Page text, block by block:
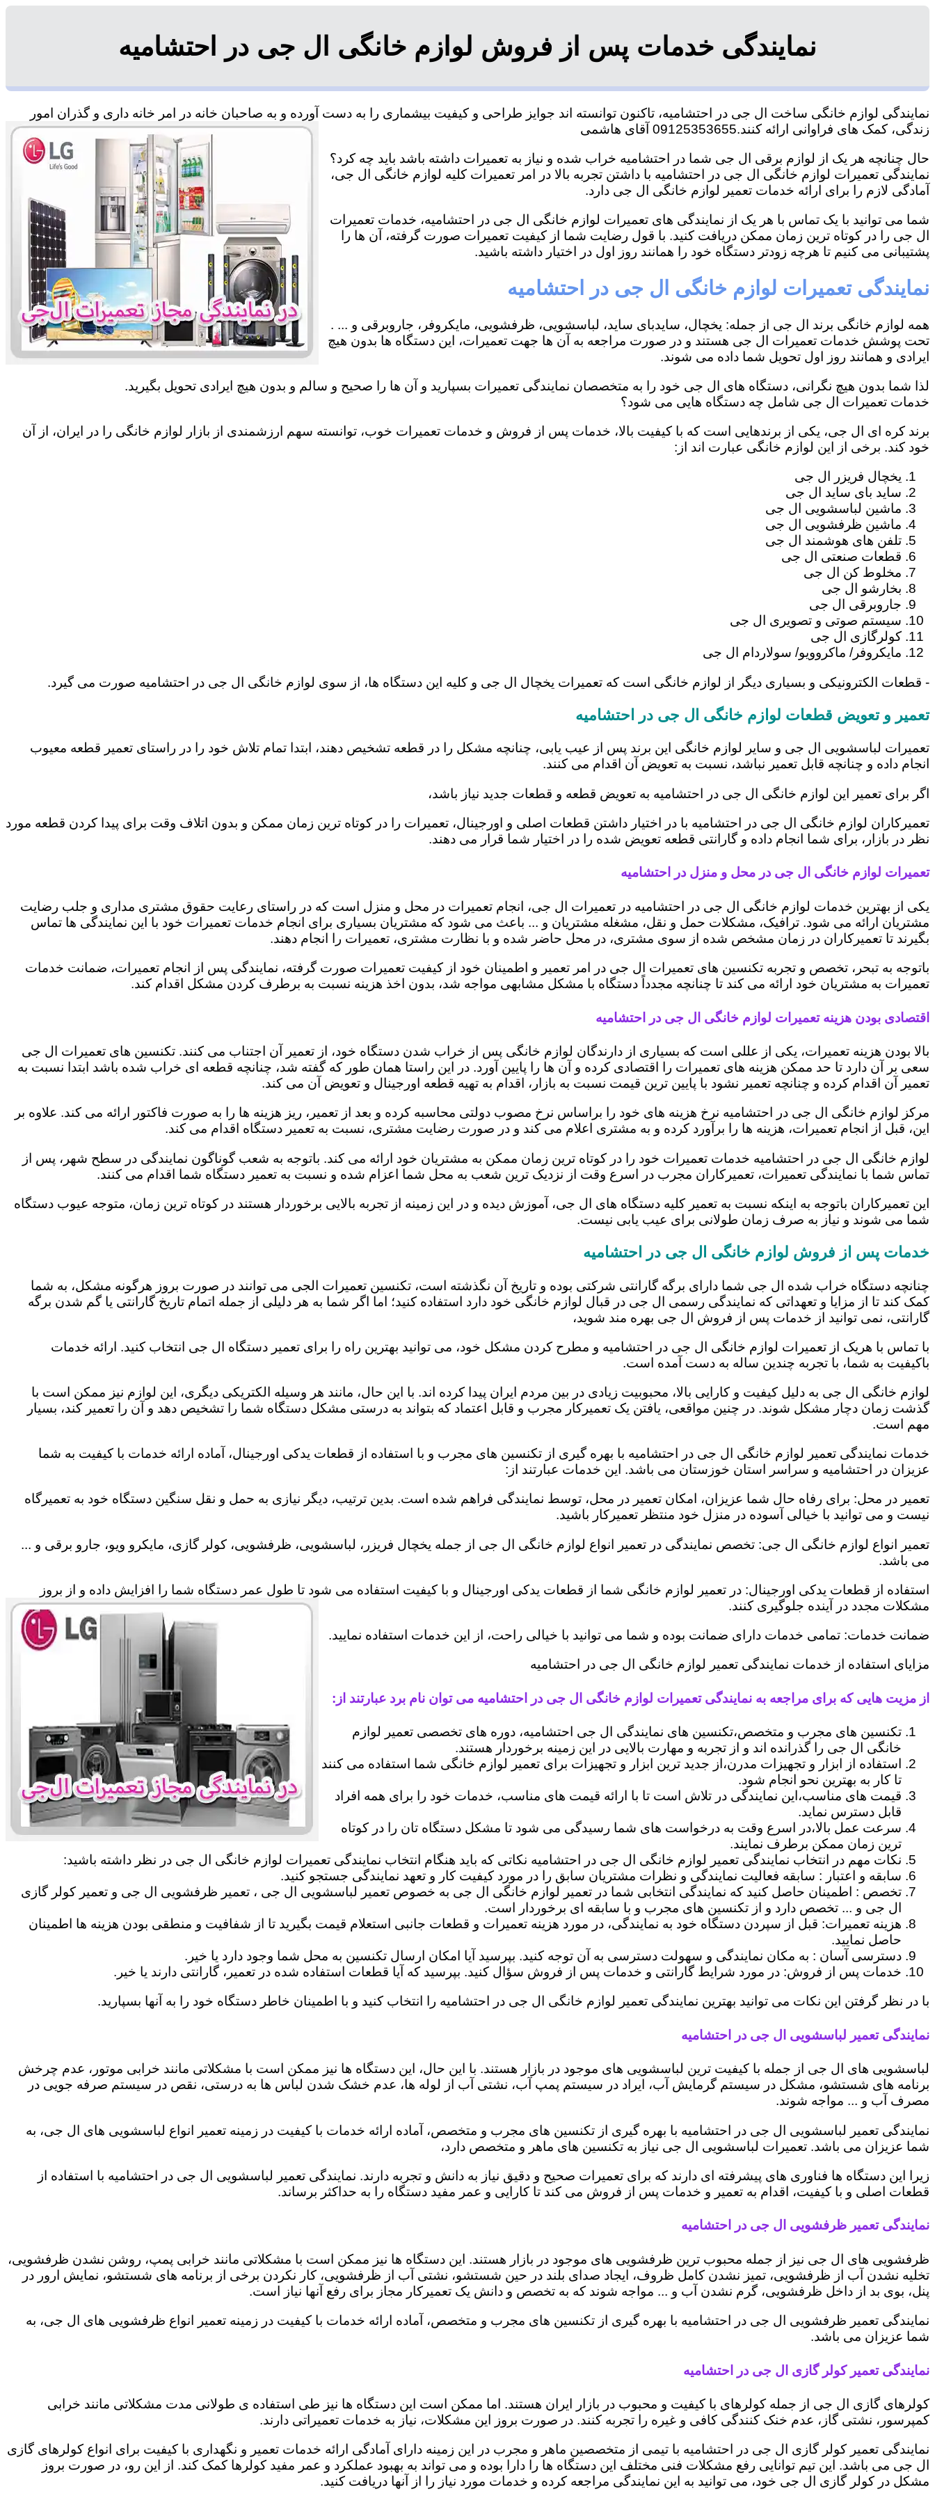
نمایندگی خدمات پس از فروش لوازم خانگی ال جی در احتشامیه
نمایندگی لوازم خانگی ساخت ال جی در احتشامیه، تاکنون توانسته اند جوایز طراحی و کیفیت بیشماری را به دست آورده و به صاحبان خانه در امر خانه داری و گذران امور
زندگی، کمک های فراوانی ارائه کنند.09125353655 آقای هاشمی
حال چنانچه هر یک از لوازم برقی ال جی شما در احتشامیه خراب شده و نیاز به تعمیرات داشته باشد باید چه کرد؟
نمایندگی تعمیرات لوازم خانگی ال جی در احتشامیه با داشتن تجربه بالا در امر تعمیرات کلیه لوازم خانگی ال جی،
آمادگی لازم را برای ارائه خدمات تعمیر لوازم خانگی ال جی دارد.
شما می توانید با یک تماس با هر یک از نمایندگی های تعمیرات لوازم خانگی ال جی در احتشامیه، خدمات تعمیرات
ال جی را در کوتاه ترین زمان ممکن دریافت کنید. با قول رضایت شما از کیفیت تعمیرات صورت گرفته، آن ها را
پشتیبانی می کنیم تا هرچه زودتر دستگاه خود را همانند روز اول در اختیار داشته باشید.
نمایندگی تعمیرات لوازم خانگی ال جی در احتشامیه
همه لوازم خانگی برند ال جی از جمله: یخچال، سایدبای ساید، لباسشویی، ظرفشویی، مایکروفر، جاروبرقی و ... .
تحت پوشش خدمات تعمیرات ال جی هستند و در صورت مراجعه به آن ها جهت تعمیرات، این دستگاه ها بدون هیچ
ایرادی و همانند روز اول تحویل شما داده می شوند.
لذا شما بدون هیچ نگرانی، دستگاه های ال جی خود را به متخصصان نمایندگی تعمیرات بسپارید و آن ها را صحیح و سالم و بدون هیچ ایرادی تحویل بگیرید.
خدمات تعمیرات ال جی شامل چه دستگاه هایی می شود؟
برند کره ای ال جی، یکی از برندهایی است که با کیفیت بالا، خدمات پس از فروش و خدمات تعمیرات خوب، توانسته سهم ارزشمندی از بازار لوازم خانگی را در ایران، از آن
خود کند. برخی از این لوازم خانگی عبارت اند از:
یخچال فریزر ال جی
ساید بای ساید ال جی
ماشین لباسشویی ال جی
ماشین ظرفشویی ال جی
تلفن های هوشمند ال جی
قطعات صنعتی ال جی
مخلوط کن ال جی
بخارشو ال جی
جاروبرقی ال جی
سیستم صوتی و تصویری ال جی
کولرگازی ال جی
مایکروفر/ ماکروویو/ سولاردام ال جی
- قطعات الکترونیکی و بسیاری دیگر از لوازم خانگی است که تعمیرات یخچال ال جی و کلیه این دستگاه ها، از سوی لوازم خانگی ال جی در احتشامیه صورت می گیرد.
تعمیر و تعویض قطعات لوازم خانگی ال جی در احتشامیه
تعمیرات لباسشویی ال جی و سایر لوازم خانگی این برند پس از عیب یابی، چنانچه مشکل را در قطعه تشخیص دهند، ابتدا تمام تلاش خود را در راستای تعمیر قطعه معیوب
انجام داده و چنانچه قابل تعمیر نباشد، نسبت به تعویض آن اقدام می کنند.
اگر برای تعمیر این لوازم خانگی ال جی در احتشامیه به تعویض قطعه و قطعات جدید نیاز باشد،
تعمیرکاران لوازم خانگی ال جی در احتشامیه با در اختیار داشتن قطعات اصلی و اورجینال، تعمیرات را در کوتاه ترین زمان ممکن و بدون اتلاف وقت برای پیدا کردن قطعه مورد
نظر در بازار، برای شما انجام داده و گارانتی قطعه تعویض شده را در اختیار شما قرار می دهند.
تعمیرات لوازم خانگی ال جی در محل و منزل در احتشامیه
یکی از بهترین خدمات لوازم خانگی ال جی در احتشامیه در تعمیرات ال جی، انجام تعمیرات در محل و منزل است که در راستای رعایت حقوق مشتری مداری و جلب رضایت
مشتریان ارائه می شود. ترافیک، مشکلات حمل و نقل، مشغله مشتریان و ... باعث می شود که مشتریان بسیاری برای انجام خدمات تعمیرات خود با این نمایندگی ها تماس
بگیرند تا تعمیرکاران در زمان مشخص شده از سوی مشتری، در محل حاضر شده و با نظارت مشتری، تعمیرات را انجام دهند.
باتوجه به تبحر، تخصص و تجربه تکنسین های تعمیرات ال جی در امر تعمیر و اطمینان خود از کیفیت تعمیرات صورت گرفته، نمایندگی پس از انجام تعمیرات، ضمانت خدمات
تعمیرات به مشتریان خود ارائه می کند تا چنانچه مجدداً دستگاه با مشکل مشابهی مواجه شد، بدون اخذ هزینه نسبت به برطرف کردن مشکل اقدام کند.
اقتصادی بودن هزینه تعمیرات لوازم خانگی ال جی در احتشامیه
بالا بودن هزینه تعمیرات، یکی از عللی است که بسیاری از دارندگان لوازم خانگی پس از خراب شدن دستگاه خود، از تعمیر آن اجتناب می کنند. تکنسین های تعمیرات ال جی
سعی بر آن دارد تا حد ممکن هزینه های تعمیرات را اقتصادی کرده و آن ها را پایین آورد. در این راستا همان طور که گفته شد، چنانچه قطعه ای خراب شده باشد ابتدا نسبت به
تعمیر آن اقدام کرده و چنانچه تعمیر نشود با پایین ترین قیمت نسبت به بازار، اقدام به تهیه قطعه اورجینال و تعویض آن می کند.
مرکز لوازم خانگی ال جی در احتشامیه نرخ هزینه های خود را براساس نرخ مصوب دولتی محاسبه کرده و بعد از تعمیر، ریز هزینه ها را به صورت فاکتور ارائه می کند. علاوه بر
این، قبل از انجام تعمیرات، هزینه ها را برآورد کرده و به مشتری اعلام می کند و در صورت رضایت مشتری، نسبت به تعمیر دستگاه اقدام می کند.
لوازم خانگی ال جی در احتشامیه خدمات تعمیرات خود را در کوتاه ترین زمان ممکن به مشتریان خود ارائه می کند. باتوجه به شعب گوناگون نمایندگی در سطح شهر، پس از
تماس شما با نمایندگی تعمیرات، تعمیرکاران مجرب در اسرع وقت از نزدیک ترین شعب به محل شما اعزام شده و نسبت به تعمیر دستگاه شما اقدام می کنند.
این تعمیرکاران باتوجه به اینکه نسبت به تعمیر کلیه دستگاه های ال جی، آموزش دیده و در این زمینه از تجربه بالایی برخوردار هستند در کوتاه ترین زمان، متوجه عیوب دستگاه
شما می شوند و نیاز به صرف زمان طولانی برای عیب یابی نیست.
خدمات پس از فروش لوازم خانگی ال جی در احتشامیه
چنانچه دستگاه خراب شده ال جی شما دارای برگه گارانتی شرکتی بوده و تاریخ آن نگذشته است، تکنسین تعمیرات الجی می توانند در صورت بروز هرگونه مشکل، به شما
کمک کند تا از مزایا و تعهداتی که نمایندگی رسمی ال جی در قبال لوازم خانگی خود دارد استفاده کنید؛ اما اگر شما به هر دلیلی از جمله اتمام تاریخ گارانتی یا گم شدن برگه
گارانتی، نمی توانید از خدمات پس از فروش ال جی بهره مند شوید،
با تماس با هریک از تعمیرات لوازم خانگی ال جی در احتشامیه و مطرح کردن مشکل خود، می توانید بهترین راه را برای تعمیر دستگاه ال جی انتخاب کنید. ارائه خدمات
باکیفیت به شما، با تجربه چندین ساله به دست آمده است.
لوازم خانگی ال جی به دلیل کیفیت و کارایی بالا، محبوبیت زیادی در بین مردم ایران پیدا کرده اند. با این حال، مانند هر وسیله الکتریکی دیگری، این لوازم نیز ممکن است با
گذشت زمان دچار مشکل شوند. در چنین مواقعی، یافتن یک تعمیرکار مجرب و قابل اعتماد که بتواند به درستی مشکل دستگاه شما را تشخیص دهد و آن را تعمیر کند، بسیار
مهم است.
خدمات نمایندگی تعمیر لوازم خانگی ال جی در احتشامیه با بهره گیری از تکنسین های مجرب و با استفاده از قطعات یدکی اورجینال، آماده ارائه خدمات با کیفیت به شما
عزیزان در احتشامیه و سراسر استان خوزستان می باشد. این خدمات عبارتند از:
تعمیر در محل: برای رفاه حال شما عزیزان، امکان تعمیر در محل، توسط نمایندگی فراهم شده است. بدین ترتیب، دیگر نیازی به حمل و نقل سنگین دستگاه خود به تعمیرگاه
نیست و می توانید با خیالی آسوده در منزل خود منتظر تعمیرکار باشید.
تعمیر انواع لوازم خانگی ال جی: تخصص نمایندگی در تعمیر انواع لوازم خانگی ال جی از جمله یخچال فریزر، لباسشویی، ظرفشویی، کولر گازی، مایکرو ویو، جارو برقی و ...
می باشد.
استفاده از قطعات یدکی اورجینال: در تعمیر لوازم خانگی شما از قطعات یدکی اورجینال و با کیفیت استفاده می شود تا طول عمر دستگاه شما را افزایش داده و از بروز
مشکلات مجدد در آینده جلوگیری کنند.
ضمانت خدمات: تمامی خدمات دارای ضمانت بوده و شما می توانید با خیالی راحت، از این خدمات استفاده نمایید.
مزایای استفاده از خدمات نمایندگی تعمیر لوازم خانگی ال جی در احتشامیه
از مزیت هایی که برای مراجعه به نمایندگی تعمیرات لوازم خانگی ال جی در احتشامیه می توان نام برد عبارتند از:
تکنسین های مجرب و متخصص،تکنسین های نمایندگی ال جی احتشامیه، دوره های تخصصی تعمیر لوازم
خانگی ال جی را گذرانده اند و از تجربه و مهارت بالایی در این زمینه برخوردار هستند.
استفاده از ابزار و تجهیزات مدرن،از جدید ترین ابزار و تجهیزات برای تعمیر لوازم خانگی شما استفاده می کنند
تا کار به بهترین نحو انجام شود.
قیمت های مناسب،این نمایندگی در تلاش است تا با ارائه قیمت های مناسب، خدمات خود را برای همه افراد
قابل دسترس نماید.
سرعت عمل بالا،در اسرع وقت به درخواست های شما رسیدگی می شود تا مشکل دستگاه تان را در کوتاه
ترین زمان ممکن برطرف نمایند.
نکات مهم در انتخاب نمایندگی تعمیر لوازم خانگی ال جی در احتشامیه نکاتی که باید هنگام انتخاب نمایندگی تعمیرات لوازم خانگی ال جی در نظر داشته باشید:
سابقه و اعتبار : سابقه فعالیت نمایندگی و نظرات مشتریان سابق را در مورد کیفیت کار و تعهد نمایندگی جستجو کنید.
تخصص : اطمینان حاصل کنید که نمایندگی انتخابی شما در تعمیر لوازم خانگی ال جی به خصوص تعمیر لباسشویی ال جی ، تعمیر ظرفشویی ال جی و تعمیر کولر گازی
ال جی و ... تخصص دارد و از تکنسین های مجرب و با سابقه ای برخوردار است.
هزینه تعمیرات: قبل از سپردن دستگاه خود به نمایندگی، در مورد هزینه تعمیرات و قطعات جانبی استعلام قیمت بگیرید تا از شفافیت و منطقی بودن هزینه ها اطمینان
حاصل نمایید.
دسترسی آسان : به مکان نمایندگی و سهولت دسترسی به آن توجه کنید. بپرسید آیا امکان ارسال تکنسین به محل شما وجود دارد یا خیر.
خدمات پس از فروش: در مورد شرایط گارانتی و خدمات پس از فروش سؤال کنید. بپرسید که آیا قطعات استفاده شده در تعمیر، گارانتی دارند یا خیر.
با در نظر گرفتن این نکات می توانید بهترین نمایندگی تعمیر لوازم خانگی ال جی در احتشامیه را انتخاب کنید و با اطمینان خاطر دستگاه خود را به آنها بسپارید.
نمایندگی تعمیر لباسشویی ال جی در احتشامیه
لباسشویی های ال جی از جمله با کیفیت ترین لباسشویی های موجود در بازار هستند. با این حال، این دستگاه ها نیز ممکن است با مشکلاتی مانند خرابی موتور، عدم چرخش
برنامه های شستشو، مشکل در سیستم گرمایش آب، ایراد در سیستم پمپ آب، نشتی آب از لوله ها، عدم خشک شدن لباس ها به درستی، نقص در سیستم صرفه جویی در
مصرف آب و ... مواجه شوند.
نمایندگی تعمیر لباسشویی ال جی در احتشامیه با بهره گیری از تکنسین های مجرب و متخصص، آماده ارائه خدمات با کیفیت در زمینه تعمیر انواع لباسشویی های ال جی، به
شما عزیزان می باشد. تعمیرات لباسشویی ال جی نیاز به تکنسین های ماهر و متخصص دارد،
زیرا این دستگاه ها فناوری های پیشرفته ای دارند که برای تعمیرات صحیح و دقیق نیاز به دانش و تجربه دارند. نمایندگی تعمیر لباسشویی ال جی در احتشامیه با استفاده از
قطعات اصلی و با کیفیت، اقدام به تعمیر و خدمات پس از فروش می کند تا کارایی و عمر مفید دستگاه را به حداکثر برساند.
نمایندگی تعمیر ظرفشویی ال جی در احتشامیه
ظرفشویی های ال جی نیز از جمله محبوب ترین ظرفشویی های موجود در بازار هستند. این دستگاه ها نیز ممکن است با مشکلاتی مانند خرابی پمپ، روشن نشدن ظرفشویی،
تخلیه نشدن آب از ظرفشویی، تمیز نشدن کامل ظروف، ایجاد صدای بلند در حین شستشو، نشتی آب از ظرفشویی، کار نکردن برخی از برنامه های شستشو، نمایش ارور در
پنل، بوی بد از داخل ظرفشویی، گرم نشدن آب و ... مواجه شوند که به تخصص و دانش یک تعمیرکار مجاز برای رفع آنها نیاز است.
نمایندگی تعمیر ظرفشویی ال جی در احتشامیه با بهره گیری از تکنسین های مجرب و متخصص، آماده ارائه خدمات با کیفیت در زمینه تعمیر انواع ظرفشویی های ال جی، به
شما عزیزان می باشد.
نمایندگی تعمیر کولر گازی ال جی در احتشامیه
کولرهای گازی ال جی از جمله کولرهای با کیفیت و محبوب در بازار ایران هستند. اما ممکن است این دستگاه ها نیز طی استفاده ی طولانی مدت مشکلاتی مانند خرابی
کمپرسور، نشتی گاز، عدم خنک کنندگی کافی و غیره را تجربه کنند. در صورت بروز این مشکلات، نیاز به خدمات تعمیراتی دارند.
نمایندگی تعمیر کولر گازی ال جی در احتشامیه با تیمی از متخصصین ماهر و مجرب در این زمینه دارای آمادگی ارائه خدمات تعمیر و نگهداری با کیفیت برای انواع کولرهای گازی
ال جی می باشد. این تیم توانایی رفع مشکلات فنی مختلف این دستگاه ها را دارا بوده و می تواند به بهبود عملکرد و عمر مفید کولرها کمک کند. از این رو، در صورت بروز
مشکل در کولر گازی ال جی خود، می توانید به این نمایندگی مراجعه کرده و خدمات مورد نیاز را از آنها دریافت کنید.